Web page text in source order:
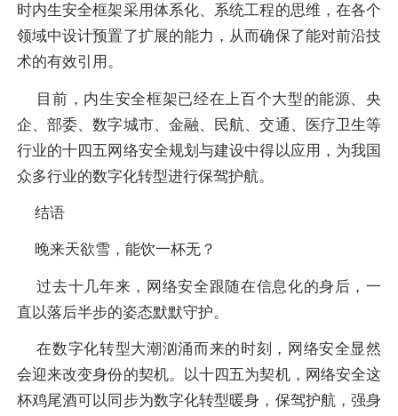
时内生安全框架采用体系化、系统工程的思维，在各个
领域中设计预置了扩展的能力，从而确保了能对前沿技
术的有效引用。
目前，内生安全框架已经在上百个大型的能源、央
企、部委、数字城市、金融、民航、交通、医疗卫生等
行业的十四五网络安全规划与建设中得以应用，为我国
众多行业的数字化转型进行保驾护航。
结语
晚来天欲雪，能饮一杯无？
过去十几年来，网络安全跟随在信息化的身后，一
直以落后半步的姿态默默守护。
在数字化转型大潮汹涌而来的时刻，网络安全显然
会迎来改变身份的契机。以十四五为契机，网络安全这
杯鸡尾酒可以同步为数字化转型暖身，保驾护航，强身